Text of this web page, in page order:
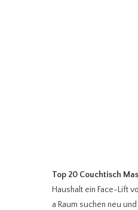
Top 20 Couchtisch
Haushalt ein Face-Lift
a Raum suchen neu